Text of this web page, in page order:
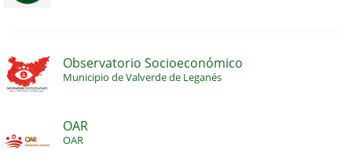
Observatorio Socioeconómico
Municipio de Valverde de Leganés
OAR
OAR